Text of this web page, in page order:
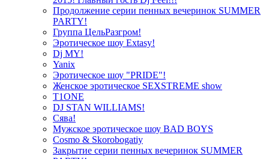
Продолжение серии пенных вечеринок SUMMER
PARTY!
Группа ЦельРазгром!
Эротическое шоу Extasy!
Dj MY!
Yanix
Эротическое шоу "PRIDE"!
Женское эротическое SEXSTREME show
T1ONE
DJ STAN WILLIAMS!
Сява!
Мужское эротическое шоу BAD BOYS
Cosmo & Skorobogatiy
Закрытие серии пенных вечеринок SUMMER